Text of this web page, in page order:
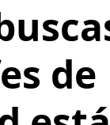
de